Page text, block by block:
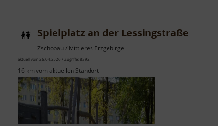
Spielplatz an der Lessingstraße
Zschopau / Mittleres Erzgebirge
aktuell vom 26.04.2026 / Zugriffe: 8392
16 km vom aktuellen Standort